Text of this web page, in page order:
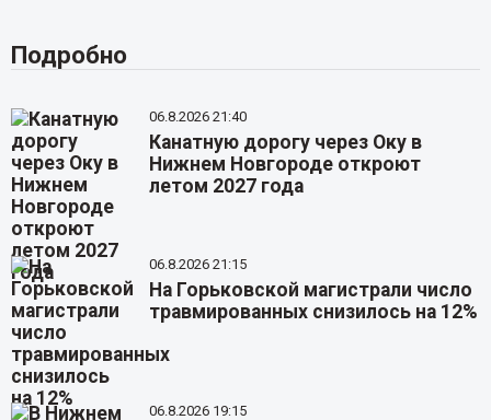
Подробно
06.8.2026 21:40
Канатную дорогу через Оку в
Нижнем Новгороде откроют
летом 2027 года
06.8.2026 21:15
На Горьковской магистрали число
травмированных снизилось на 12%
06.8.2026 19:15